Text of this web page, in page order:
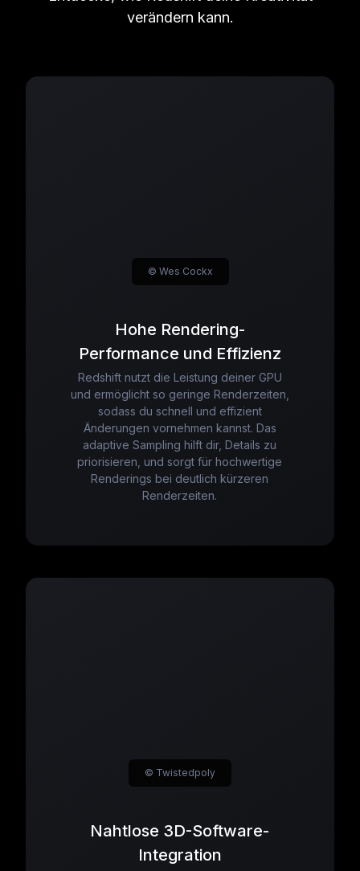
verändern kann.
Hohe Rendering-
Performance und Effizienz
Redshift nutzt die Leistung deiner GPU
und ermöglicht so geringe Renderzeiten,
sodass du schnell und effizient
Änderungen vornehmen kannst. Das
adaptive Sampling hilft dir, Details zu
priorisieren, und sorgt für hochwertige
Renderings bei deutlich kürzeren
Renderzeiten.
© Wes Cockx
Nahtlose 3D-Software-
Integration
© Twistedpoly